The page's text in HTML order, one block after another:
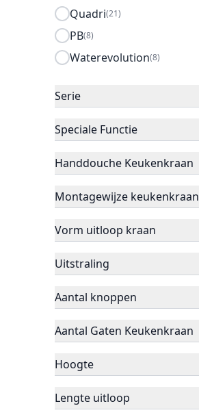
Quadri(21)
PB(8)
Waterevolution(8)
Serie
Speciale Functie
Handdouche Keukenkraan
Montagewijze keukenkraan
Vorm uitloop kraan
Uitstraling
Aantal knoppen
Aantal Gaten Keukenkraan
Hoogte
Lengte uitloop